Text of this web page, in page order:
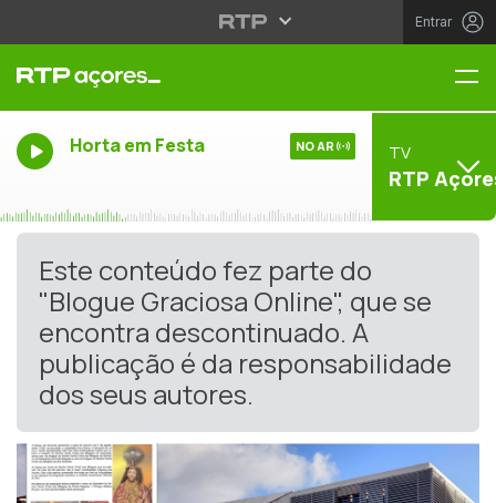
Entrar
Horta em Festa NO AR TV
RTP
Este conteúdo fez parte do
"Blogue Graciosa Online", que se
encontra descontinuado. A
publicação é da responsabilidade
dos seus autores.